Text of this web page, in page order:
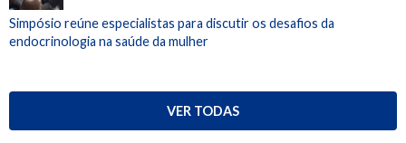
Simpósio reúne especialistas para discutir os desafios da
endocrinologia na saúde da mulher
VER TODAS